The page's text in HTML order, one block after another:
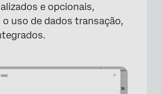
e opcionais,
uso de dados transação,